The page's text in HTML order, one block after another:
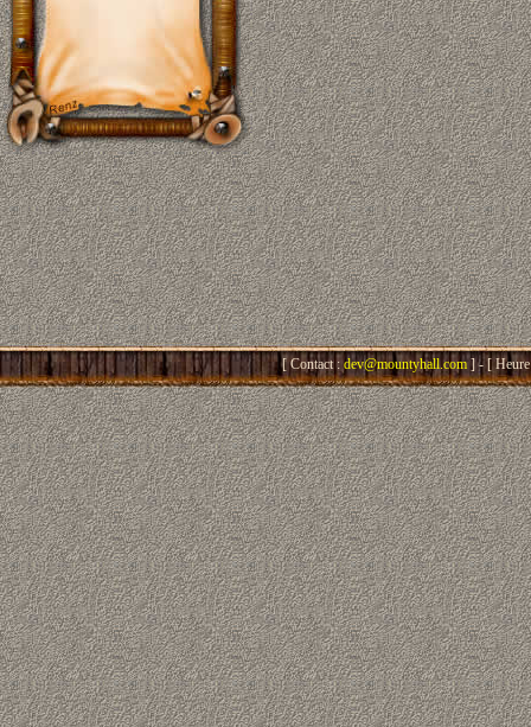
[ Contact : dev@mountyhall.com] - [ Heure